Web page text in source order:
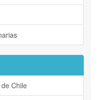
Chile